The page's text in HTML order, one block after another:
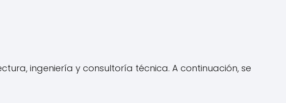
ingeniería y consultoría técnica. A continuación, se